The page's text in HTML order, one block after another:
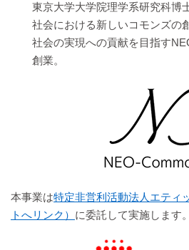
東京大学大学院理学系研究科博
社会における新しいコモンズの
社会の実現への貢献を目指す
創業。
本事業は特定非営利活動法人エティ
トへリンク） に委託して実施します。